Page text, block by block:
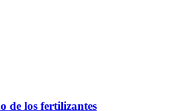
de los fertilizantes